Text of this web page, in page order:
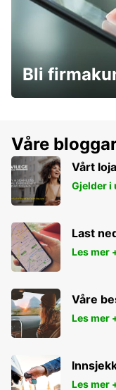
Bli
Våre
Vårt
Gjelder i
Last
Les mer
Våre
Les mer
Les mer